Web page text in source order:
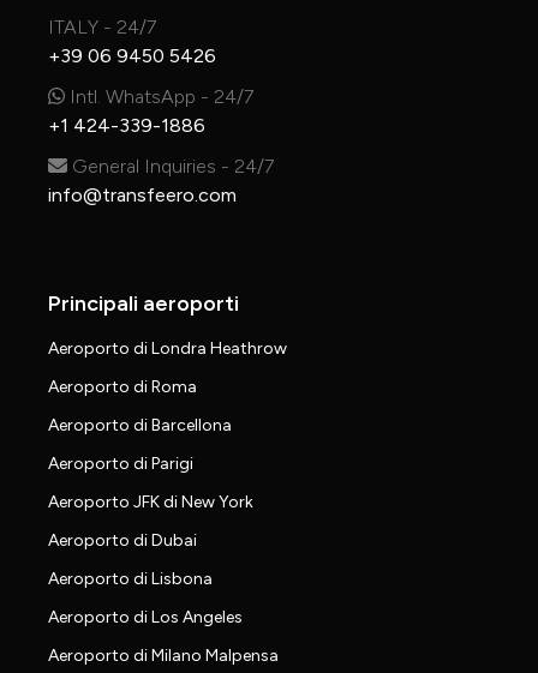
ITALY - 24/7
+39 06 9450 5426
Intl. WhatsApp - 24/7
+1 424-339-1886
General Inquiries - 24/7
info@transfeero.com
Principali aeroporti
Aeroporto di Londra Heathrow
Aeroporto di Roma
Aeroporto di Barcellona
Aeroporto di Parigi
Aeroporto JFK di New York
Aeroporto di Dubai
Aeroporto di Lisbona
Aeroporto di Los Angeles
Aeroporto di Milano Malpensa